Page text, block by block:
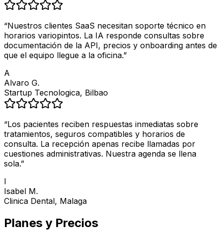
“Nuestros clientes SaaS necesitan soporte técnico en
horarios variopintos. La IA responde consultas sobre
documentación de la API, precios y onboarding antes de
que el equipo llegue a la oficina.”
A
Alvaro G.
Startup Tecnologica, Bilbao
“Los pacientes reciben respuestas inmediatas sobre
tratamientos, seguros compatibles y horarios de
consulta. La recepción apenas recibe llamadas por
cuestiones administrativas. Nuestra agenda se llena
sola.”
I
Isabel M.
Clinica Dental, Malaga
Planes y Precios